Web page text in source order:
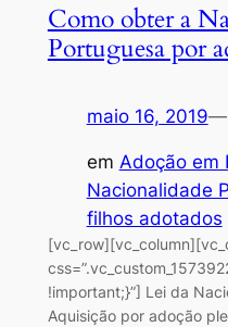
Como obter a
Portuguesa por
maio 16, 2019—
em Adoção em
Nacionalidade
filhos adotados
!important;}”] Lei da
Aquisição por adoção